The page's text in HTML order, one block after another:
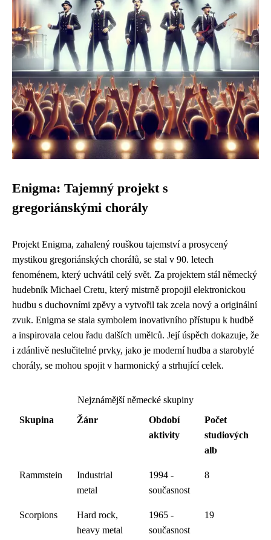
Enigma: Tajemný projekt s
gregoriánskými chorály
Projekt Enigma, zahalený rouškou tajemství a prosycený
mystikou gregoriánských chorálů, se stal v 90. letech
fenoménem, který uchvátil celý svět. Za projektem stál německý
hudebník Michael Cretu, který mistrně propojil elektronickou
hudbu s duchovními zpěvy a vytvořil tak zcela nový a originální
zvuk. Enigma se stala symbolem inovativního přístupu k hudbě
a inspirovala celou řadu dalších umělců. Její úspěch dokazuje, že
i zdánlivě neslučitelné prvky, jako je moderní hudba a starobylé
chorály, se mohou spojit v harmonický a strhující celek.
Nejznámější německé skupiny
Skupina
Žánr
Období
aktivity
Počet
studiových
alb
Rammstein
Industrial
metal
1994 -
současnost
8
Scorpions
Hard rock,
heavy metal
1965 -
současnost
19